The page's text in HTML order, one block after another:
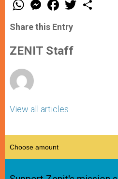
t
s
p
p
e
s
e
g
e
a
e
b
o
k
w
Share this Entry
ZENIT Staff
View all articles